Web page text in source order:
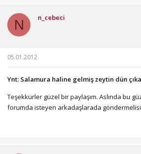
N n_cebeci
05.01.2012
Ynt: Salamura haline gelmiş zeytin dün
Teşekkürler güzel bir paylaşım. Aslında bu
forumda isteyen arkadaşlarada